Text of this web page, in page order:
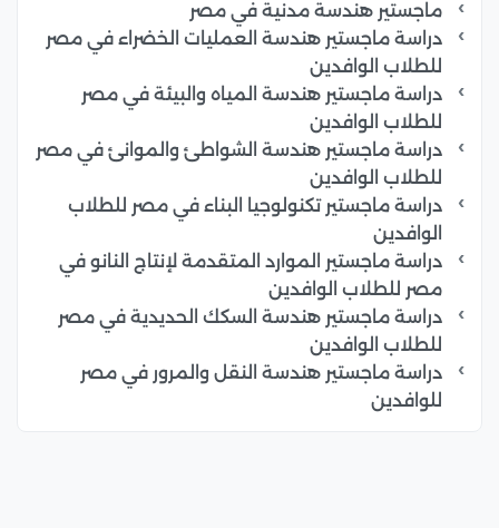
ماجستير هندسة مدنية في مصر
دراسة ماجستير هندسة العمليات الخضراء في مصر
للطلاب الوافدين
دراسة ماجستير هندسة المياه والبيئة في مصر
للطلاب الوافدين
دراسة ماجستير هندسة الشواطئ والموانئ في مصر
للطلاب الوافدين
دراسة ماجستير تكنولوجيا البناء في مصر للطلاب
الوافدين
دراسة ماجستير الموارد المتقدمة لإنتاج النانو في
مصر للطلاب الوافدين
دراسة ماجستير هندسة السكك الحديدية في مصر
للطلاب الوافدين
دراسة ماجستير هندسة النقل والمرور في مصر
للوافدين